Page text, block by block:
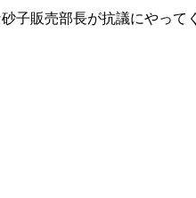
販売部長が抗議にやっ